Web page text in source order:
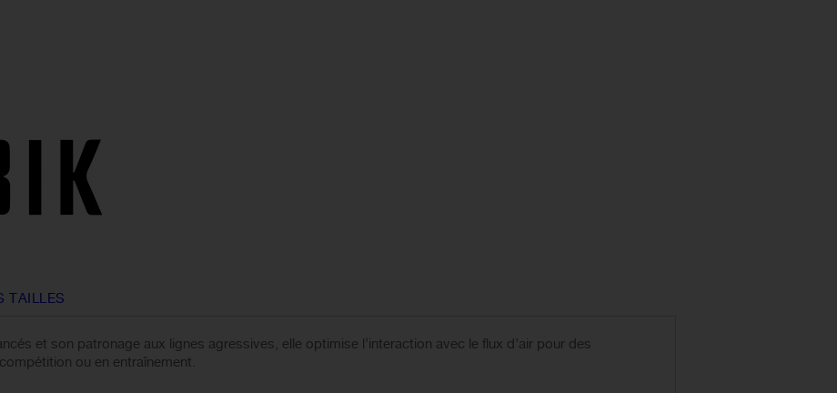
TAILLES
et son patronage aux lignes agressives, elle optimise l’interaction avec le flux d’air pour des
ou en entraînement.